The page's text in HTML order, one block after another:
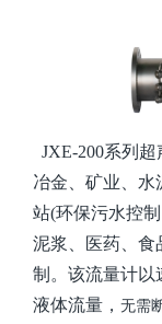
JXE-200系列
冶金
矿业 水
站(环保污水控
泥浆、医药、食
制 。 该流量计以
液体流量 ， 无需